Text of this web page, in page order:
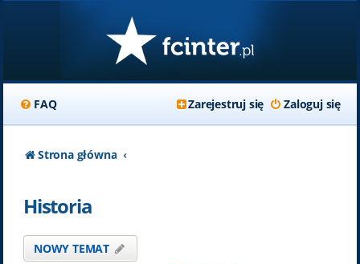
FAQ Zaloguj się
Zarejestruj się
Strona główna
Historia
NOWY TEMAT